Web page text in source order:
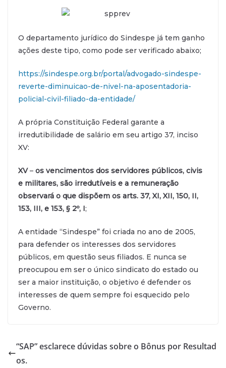
O departamento jurídico do Sindespe já tem ganho
ações deste tipo, como pode ser verificado abaixo;
https://sindespe.org.br/portal/advogado-sindespe-
reverte-diminuicao-de-nivel-na-aposentadoria-
policial-civil-filiado-da-entidade/
A própria Constituição Federal garante a
irredutibilidade de salário em seu artigo 37, inciso
XV:
XV– os vencimentos dos servidores públicos, civis
e militares, são irredutíveis e a remuneração
observará o que dispõem os arts. 37, XI, XII, 150, II,
153, III, e 153, § 2º, I;
A entidade “Sindespe” foi criada no ano de 2005,
para defender os interesses dos servidores
públicos, em questão seus filiados. E nunca se
preocupou em ser o único sindicato do estado ou
ser a maior instituição, o objetivo é defender os
interesses de quem sempre foi esquecido pelo
Governo.
“SAP” esclarece dúvidas sobre o Bônus por Resultad
os.